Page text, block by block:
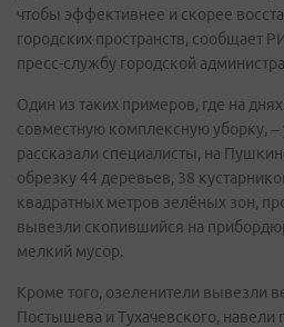
чтобы эффективнее и скорее
городских пространств, сообщает
пресс-службу городской
Один из таких примеров, где на
совместную комплексную уборку,
рассказали специалисты, на
обрезку 44 деревьев, 38
квадратных метров зелёных зон,
вывезли скопившийся на
мелкий мусор.
Кроме того, озеленители вывезли
Постышева и Тухачевского,